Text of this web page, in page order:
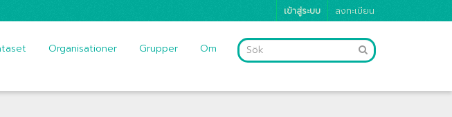
เข้าสู่ระบบ ลงทะเบียน
Organisationer Grupper Om